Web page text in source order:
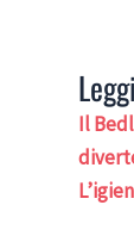
Il